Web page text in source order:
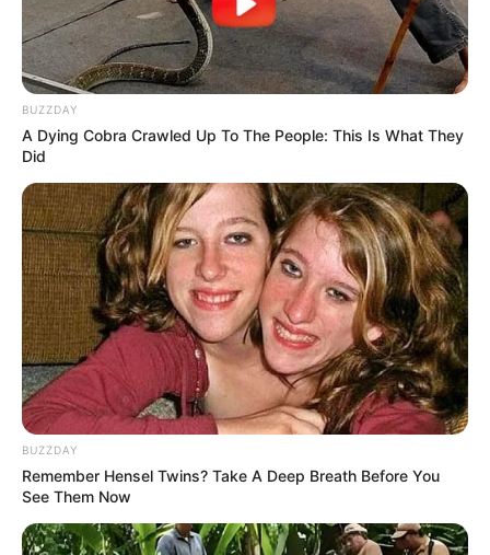
Teknik Dasar, Aturan, dan
Istilah Penting
TULIS KOMENTAR
Alamat email Anda tidak akan dipublikasikan. Ruas yang wajib ditandai*
BUZZDAY
A Dying Cobra Crawled Up To The People: This Is What They
Did
BUZZDAY
Remember Hensel Twins? Take A Deep Breath Before You
See Them Now